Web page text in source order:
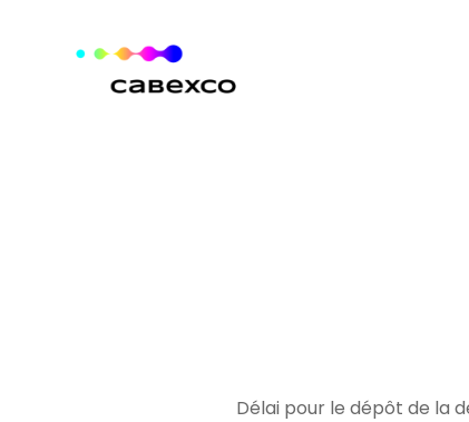
Délai pour le dépôt de la